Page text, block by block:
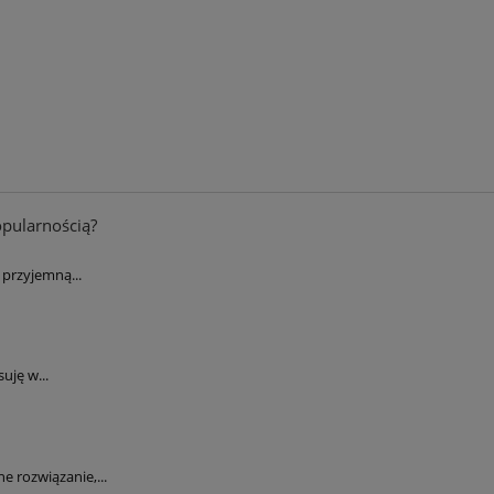
w...
rozwiązanie,...